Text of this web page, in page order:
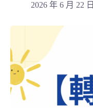
2026 年 6 月 22 日